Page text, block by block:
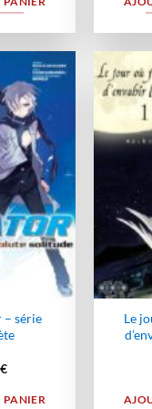
Ajouter
à la
wishlist
– série
€
PANIER
Le